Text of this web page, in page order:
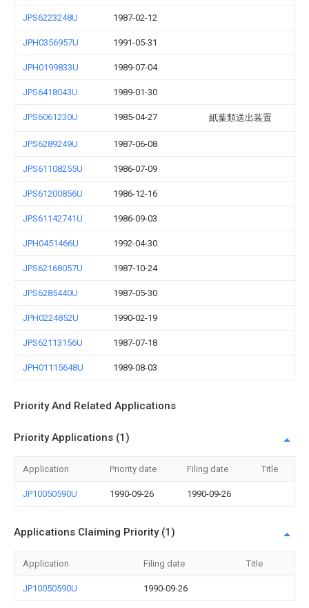
JPS6223248U 1987-02-12
JPH0356957U 1991-05-31
JPH0199833U 1989-07-04
JPS6418043U 1989-01-30
JPS6061230U 1985-04-27 紙葉類送出装置
JPS6289249U 1987-06-08
JPS61108255U 1986-07-09
JPS61200856U 1986-12-16
JPS61142741U 1986-09-03
JPH0451466U 1992-04-30
JPS62168057U 1987-10-24
JPS6285440U 1987-05-30
JPH0224852U 1990-02-19
JPS62113156U 1987-07-18
JPH01115648U 1989-08-03
Priority And Related Applications
Priority Applications (1)
Application Priority date Filing date Title
JP10050590U 1990-09-26 1990-09-26
Applications Claiming Priority (1)
Application Filing date Title
JP10050590U 1990-09-26